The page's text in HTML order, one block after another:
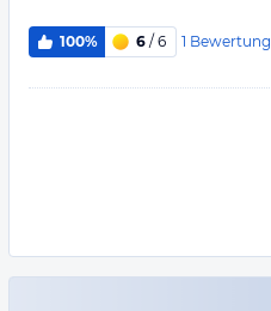
100% 6 / 6 1 Bewertung